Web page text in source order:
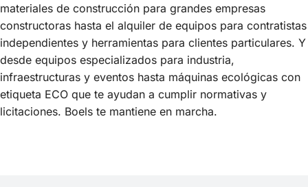
materiales de construcción para grandes empresas
constructoras hasta el alquiler de equipos para contratistas
independientes y herramientas para clientes particulares. Y
desde equipos especializados para industria,
infraestructuras y eventos hasta máquinas ecológicas con
etiqueta ECO que te ayudan a cumplir normativas y
licitaciones. Boels te mantiene en marcha.